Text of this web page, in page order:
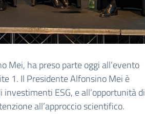
Mei, ha preso parte oggi all’evento
1. Il Presidente Alfonsino Mei è
ESG, e all’opportunità di
all’approccio scientifico.